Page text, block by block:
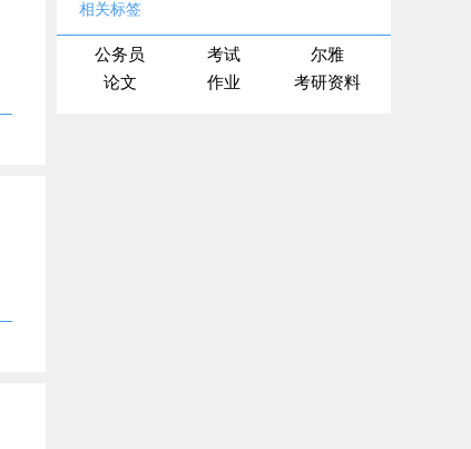
相关标签
公务员 考试
尔雅
论文
作业 考研资料